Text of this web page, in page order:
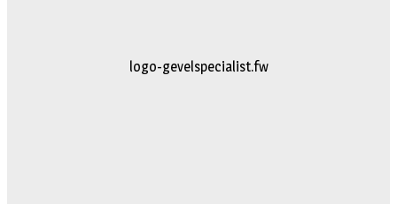
logo-gevelspecialist.fw